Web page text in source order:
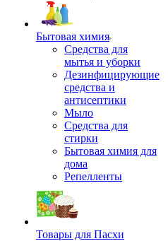
Бытовая химия
Средства для
мытья и уборки
Дезинфицирующие
средства и
антисептики
Мыло
Средства для
стирки
Бытовая химия для
дома
Репелленты
Товары для Пасхи